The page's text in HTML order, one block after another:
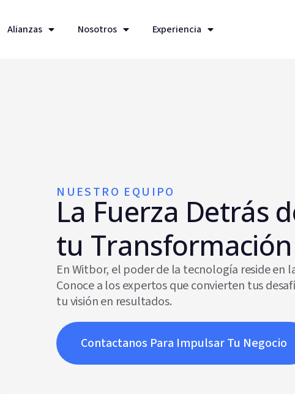
Alianzas Nosotros Experiencia
NUESTRO EQUIPO
La Fuerza Detrás
tu Transformación
En Witbor, el poder de la tecnología reside en
Conoce a los expertos que convierten tus
tu visión en resultados.
Contactanos Para Impulsar Tu Negocio